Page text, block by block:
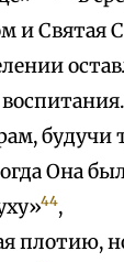
и Святая
будучи
Она
44,
плотию,